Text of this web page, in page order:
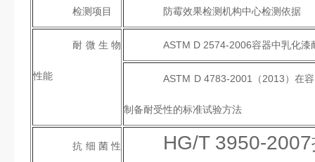
检测项目 防霉效果检测机构中心检测依据
耐微生物
性能
ASTM D 2574-2006容器中乳化
ASTM D 4783-2001（2013）在
制备耐受性的标准试验方法
抗细菌性
HG/T 3950-